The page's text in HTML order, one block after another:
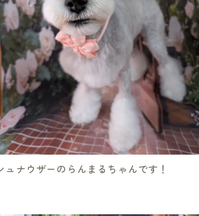
ュナウザーのらんまるちゃんです！